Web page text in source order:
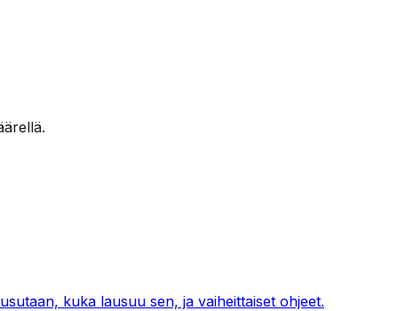
kuka lausuu sen, ja vaiheittaiset ohjeet.